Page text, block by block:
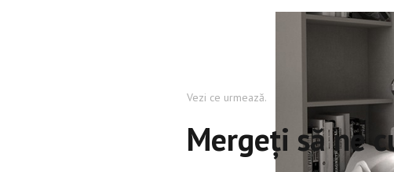
Vezi ce urmează.
Mergeți să ne